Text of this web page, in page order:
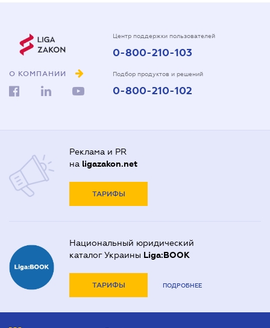
О КОМПАНИИ
Центр поддержки пользователей
0-800-210-103
Подбор продуктов и решений
0-800-210-102
Реклама и PR
на ligazakon.net
ТАРИФЫ
Национальный юридический
каталог Украины Liga:BOOK
ТАРИФЫ ПОДРОБНЕЕ